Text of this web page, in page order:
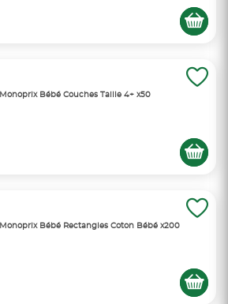
Monoprix Bébé Couches Taille 4+ x50
Monoprix Bébé Rectangles Coton Bébé x200